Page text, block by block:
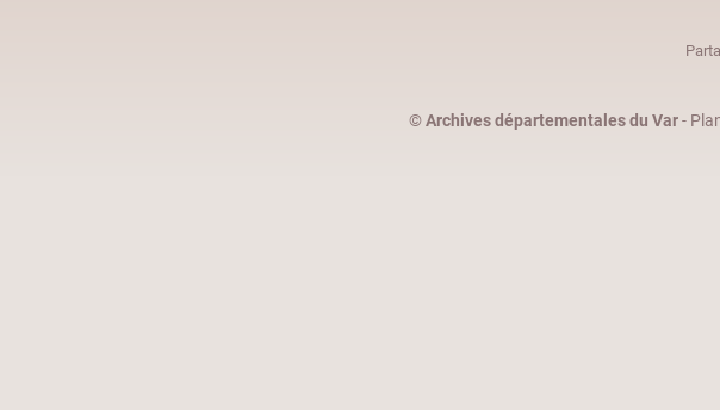
©Archives départementales du Var-